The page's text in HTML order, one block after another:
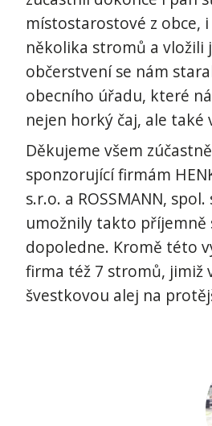
místostarostové z obce,
několika stromů a vložili
občerstvení se nám
obecního úřadu, které
nejen horký čaj, ale také
Děkujeme všem
sponzorující firmám
s.r.o. a ROSSMANN,
umožnily takto
dopoledne. Kromě této
firma též 7 stromů, jimiž
švestkovou alej na